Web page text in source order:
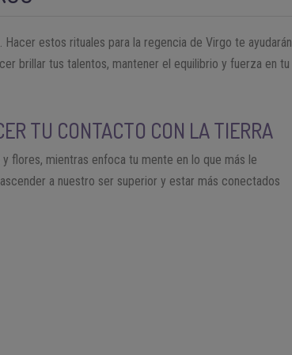
. Hacer estos rituales para la regencia de Virgo te ayudarán
brillar tus talentos, mantener el equilibrio y fuerza en tu
TU CONTACTO CON LA TIERRA
flores, mientras enfoca tu mente en lo que más le
a nuestro ser superior y estar más conectados